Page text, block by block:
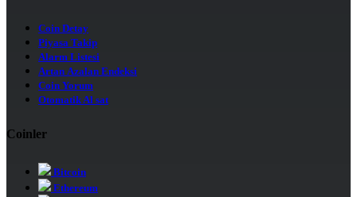
Coin Detay
Piyasa Takip
Alarm Listesi
Artan Azalan Endeksi
Coin Yorum
Otomatik Al sat
Coinler
Bitcoin
Ethereum